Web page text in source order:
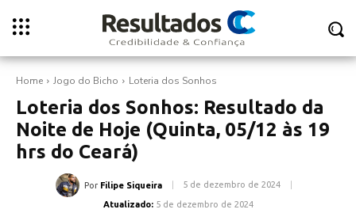
Home Jogo do Bicho Loteria dos Sonhos
Loteria dos Sonhos: Resultado da
Noite de Hoje (Quinta, 05/12 às 19
hrs do Ceará)
Por Filipe Siqueira 5 de dezembro de 2024
Atualizado: 5 de dezembro de 2024